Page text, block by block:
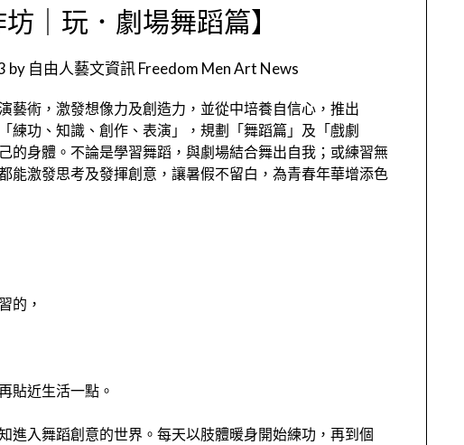
坊｜玩．劇場舞蹈篇】
by 自由人藝文資訊 Freedom Men Art News
藝術，激發想像力及創造力，並從中培養自信心，推出
練功、知識、創作、表演」，規劃「舞蹈篇」及「戲劇
的身體。不論是學習舞蹈，與劇場結合舞出自我；或練習無
能激發思考及發揮創意，讓暑假不留白，為青春年華增添色
的，
貼近生活一點。
進入舞蹈創意的世界。每天以肢體暖身開始練功，再到個